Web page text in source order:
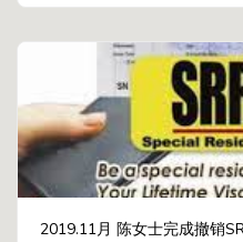
2019.11月 陈女士完成撤销